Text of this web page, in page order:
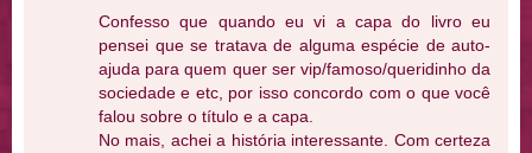
Confesso que quando eu vi a capa do livro eu
pensei que se tratava de alguma espécie de auto-
ajuda para quem quer ser vip/famoso/queridinho da
sociedade e etc, por isso concordo com o que você
falou sobre o título e a capa.
No mais, achei a história interessante. Com certeza